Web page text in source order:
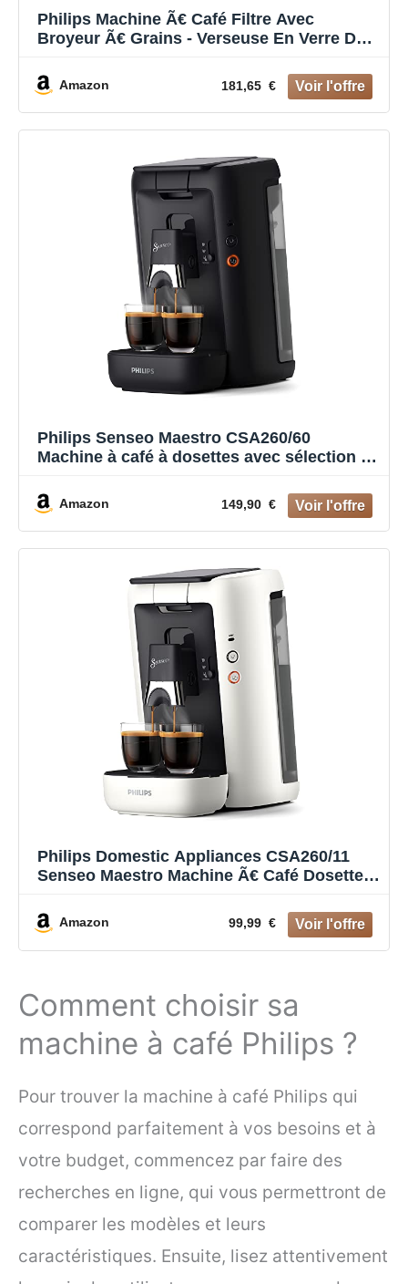
Philips Machine Ã€ Café Filtre Avec
Broyeur Ã€ Grains - Verseuse En Verre De
(HD7767/00)
Amazon 181,65 €
Philips Senseo Maestro CSA260/60
Machine à café à dosettes avec sélection de
réservoir d'eau de 1,2 litre, produit vert, noir
Amazon 149,90 €
Philips Domestic Appliances CSA260/11
Senseo Maestro Machine Ã€ Café Dosettes
Sélection L'Intensité Du Et Fonction Mémo,
Produit Vert, Couleur : Blanc
Amazon 99,99 €
Comment choisir sa
machine à café Philips ?
Pour trouver la machine à café Philips qui
correspond parfaitement à vos besoins et à
votre budget, commencez par faire des
recherches en ligne, qui vous permettront de
comparer les modèles et leurs
caractéristiques. Ensuite, lisez attentivement